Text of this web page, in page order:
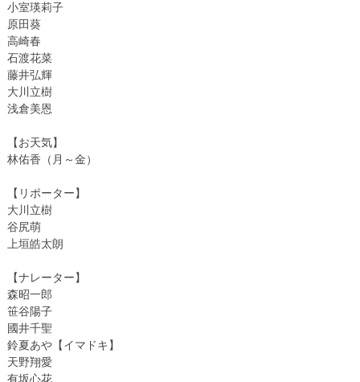
小室瑛莉子
原田葵
高崎春
石渡花菜
藤井弘輝
大川立樹
浅倉美恩
【お天気】
林佑香（月～金）
【リポーター】
大川立樹
谷尻萌
上垣皓太朗
【ナレーター】
森昭一郎
笹谷陽子
國井千聖
鈴夏あや【イマドキ】
天野翔愛
有坂心花